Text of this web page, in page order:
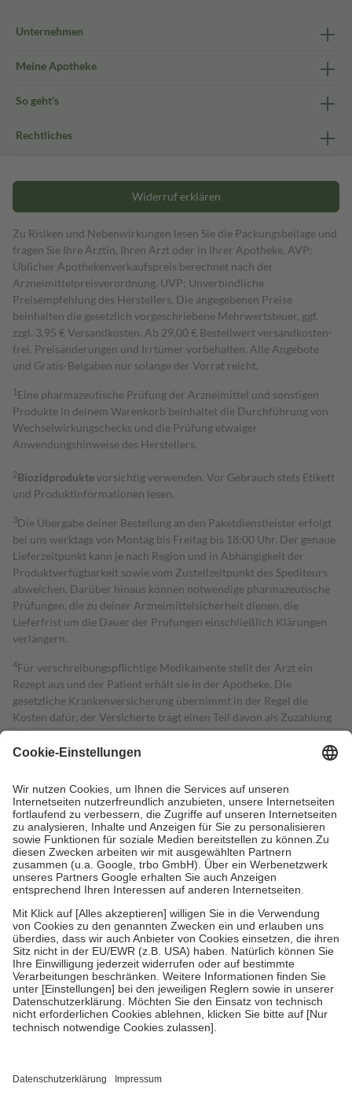
Unternehmen
Meine Apotheke
So geht's
Rechtliches
Widerruf erklären
Zu Risiken und Nebenwirkungen lesen Sie die Packungsbeilage und
fragen Sie Ihre Ärztin, Ihren Arzt oder in Ihrer Apotheke. AVP:
Üblicher Apothekenverkaufspreis berechnet nach der
Arzneimittelpreisverordnung. UVP: Unverbindliche
Preisempfehlung des Herstellers. Die angegebenen Preise
beinhalten die gesetzlich vorgeschriebene Mehrwertsteuer, ggf.
zzgl. 3,95 € Versandkosten. Ab 29,00 € Bestell­wert versand­kosten­
frei. Preisänderungen und Irrtümer vorbehalten. Alle Angebote
und Gratis-Beigaben nur solange der Vorrat reicht.
1 Eine pharmazeutische Prüfung der Arzneimittel und sonstigen
Produkte in deinem Warenkorb beinhaltet die Durchführung von
Wechselwirkungschecks und die Prüfung etwaiger
Anwendungshinweise des Herstellers.
2Biozidproduktevorsichtig verwenden. Vor Gebrauch stets Etikett
und Produktinformationen lesen.
3Die Übergabe deiner Bestellung an den Paketdienstleister erfolgt
bei uns werktags von Montag bis Freitag bis 18:00 Uhr. Der genaue
Lieferzeitpunkt kann je nach Region und in Abhängigkeit der
Produktverfügbarkeit sowie vom Zustellzeitpunkt des Spediteurs
abweichen. Darüber hinaus können notwendige pharmazeutische
Prüfungen, die zu deiner Arzneimittelsicherheit dienen, die
Lieferfrist um die Dauer der Prüfungen einschließlich Klärungen
verlängern.
4Für verschreibungspflichtige Medikamente stellt der Arzt ein
Rezept aus und der Patient erhält sie in der Apotheke. Die
gesetzliche Krankenversicherung übernimmt in der Regel die
Kosten dafür, der Versicherte trägt einen Teil davon als Zuzahlung
mit.
Grundsätzlich leisten Mitglieder Zuzahlungen in Höhe von zehn
höchstens zehn Euro.
Es sind jedoch nie mehr als die tatsächlichen
Kosten der Leistung zu entrichten.
Diese Regeln gelten grundsätzlich auch für Online-Apotheken.
Bei Heilmitteln und häuslicher Krankenpflege beträgt die
Zuzahlung zehn Prozent der Kosten sowie zehn Euro je
Verordnung.
Um das Engagement der Versicherten für ihre eigene Gesundheit zu
stärken und die besondere Stellung der Familie zu unterstützen,
fallenkeine Zuzahlungenan bei:
• Kindern und Jugendlichen bis zum vollendeten 18. Lebensjahr
mit Ausnahme der Fahrkosten
• Untersuchungen zur Vorsorge und Früherkennung, die von der
GKV getragen werden
• empfohlenen Schutzimpfungen
• Harn- und Blutteststreifen
getroffen, um sicherzustellen, dass es sich um echte Bewertungen